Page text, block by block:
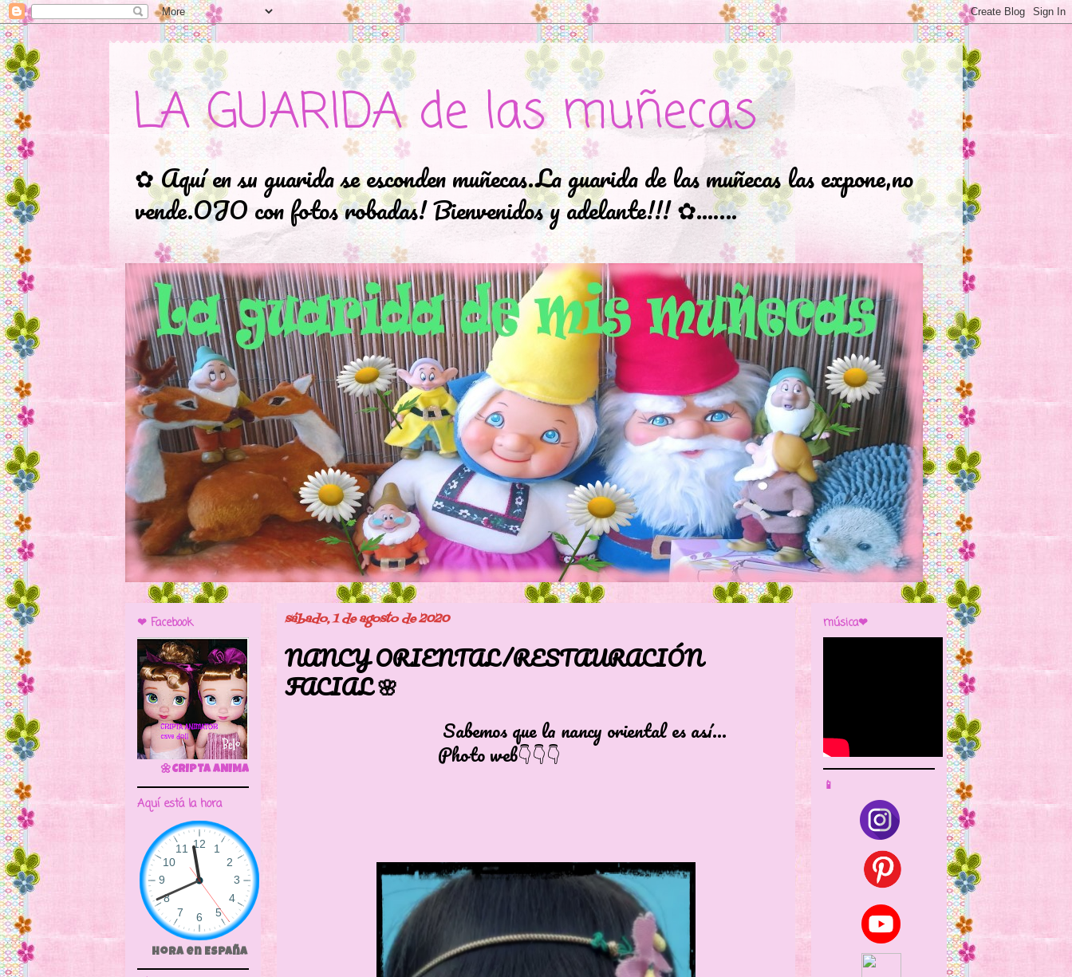
LA GUARIDA de las muñecas
✿ Aquí en su guarida se esconden muñecas.La guarida de las muñecas las expone,no
vende.OJO con fotos robadas! Bienvenidos y adelante!!! ✿...….
sábado, 1 de agosto de 2020
NANCY ORIENTAL/RESTAURACIÓN
FACIAL 🌸
Sabemos que la nancy oriental es así...
Photo web👇👇👇
❤ Facebook
🌼CRIPTA ANIMATOR CAVE DOLL
Aquí está la hora
Hora en España
música❤
📱